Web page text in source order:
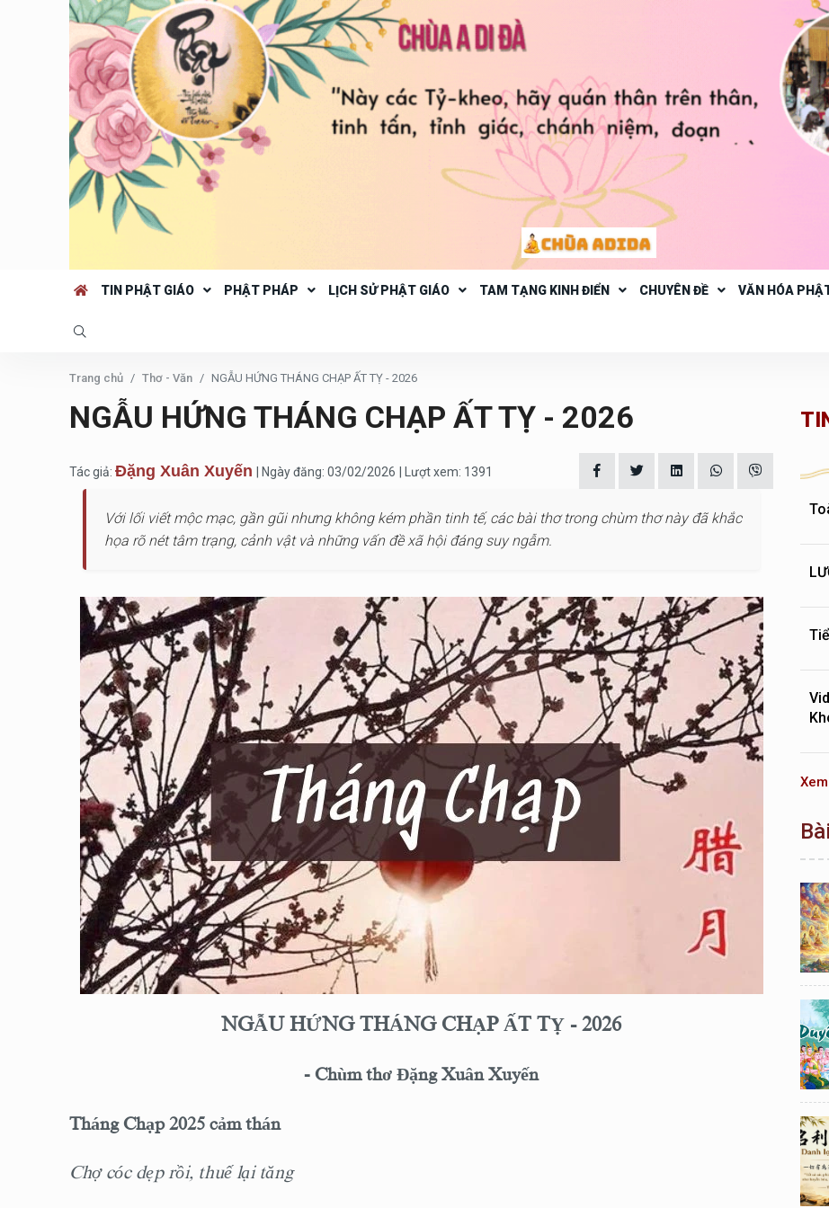
TIN PHẬT GIÁO PHẬT PHÁP LỊCH SỬ PHẬT GIÁO TAM TẠNG KINH ĐIỂN CHUYÊN ĐỀ VĂN HÓA
Trang chủ Thơ - Văn NGẪU HỨNG THÁNG CHẠP ẤT TỴ - 2026
NGẪU HỨNG THÁNG CHẠP ẤT TỴ - 2026
Tác giả: Đặng Xuân Xuyến | Ngày đăng: 03/02/2026 | Lượt xem: 1391
Với lối viết mộc mạc, gần gũi nhưng không kém phần tinh tế, các bài thơ trong chùm thơ này đã khắc
họa rõ nét tâm trạng, cảnh vật và những vấn đề xã hội đáng suy ngẫm.
NGẪU HỨNG THÁNG CHẠP ẤT TỴ - 2026
- Chùm thơ Đặng Xuân Xuyến
Tháng Chạp 2025 cảm thán
Chợ cóc dẹp rồi, thuế lại tăng